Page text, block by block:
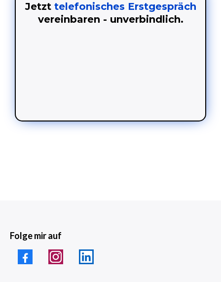
Jetzt telefonisches Erstgespräch
vereinbaren - unverbindlich.
Folge mir auf